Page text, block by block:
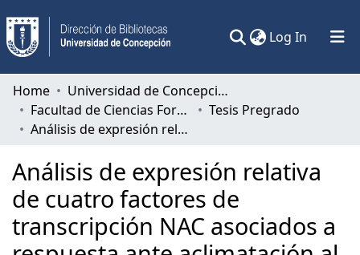
Log In (current)
Communities & Collections
All of DSpace
Home
Universidad de Concepción
Facultad de Ciencias Forestales
Tesis Pregrado
Análisis de expresión relativa de cuatro factores de transcripción NAC asociados a respuesta ante aclimatación al frío en Eucalyptus globulus.
Análisis de expresión relativa
de cuatro factores de
transcripción NAC asociados a